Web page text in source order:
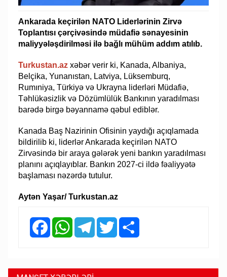
Ankarada keçirilən NATO Liderlərinin Zirvə
Toplantısı çərçivəsində müdafiə sənayesinin
maliyyələşdirilməsi ilə bağlı mühüm addım atılıb.
Turkustan.az xəbər verir ki, Kanada, Albaniya,
Belçika, Yunanıstan, Latviya, Lüksemburq,
Rumıniya, Türkiyə və Ukrayna liderləri Müdafiə,
Təhlükəsizlik və Dözümlülük Bankının yaradılması
barədə birgə bəyannamə qəbul ediblər.
Kanada Baş Nazirinin Ofisinin yaydığı açıqlamada
bildirilib ki, liderlər Ankarada keçirilən NATO
Zirvəsində bir araya gələrək yeni bankın yaradılması
planını açıqlayıblar. Bankın 2027-ci ildə fəaliyyətə
başlaması nəzərdə tutulur.
Aytən Yaşar/ Turkustan.az
FacebookWhatsAppTelegramTwitter